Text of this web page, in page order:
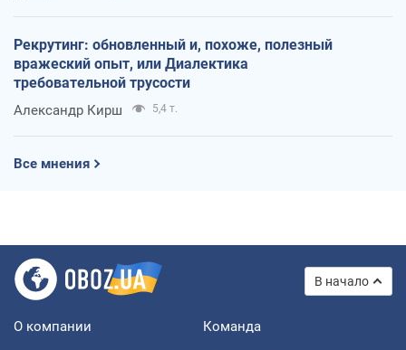
Рекрутинг: обновленный и, похоже, полезный
вражеский опыт, или Диалектика
требовательной трусости
Александр Кирш 5,4 т.
Все мнения
В начало
О компании Команда